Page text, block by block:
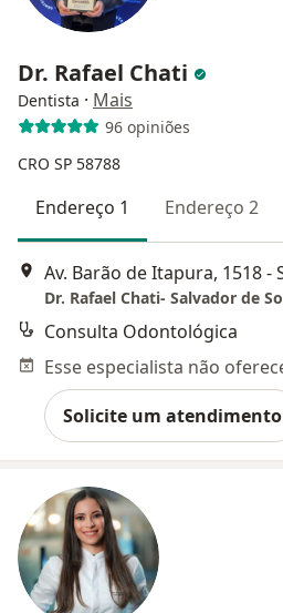
Dr. Rafael Chati
Dentista · Mais
96 opiniões
CRO SP 58788
Endereço 1 Endereço 2
Consulta Odontológica
Solicite um atendimento